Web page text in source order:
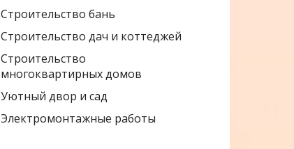
Строительство бань
Строительство дач и коттеджей
Строительство
многоквартирных домов
Уютный двор и сад
Электромонтажные работы